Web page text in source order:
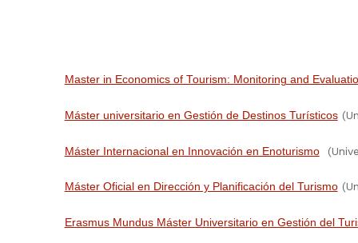
Master in Economics of Tourism: Monitoring and
Máster universitario en Gestión de Destinos Turísticos
Máster Internacional en Innovación en Enoturismo
Máster Oficial en Dirección y Planificación del Turismo
Erasmus Mundus Máster Universitario en Gestión del